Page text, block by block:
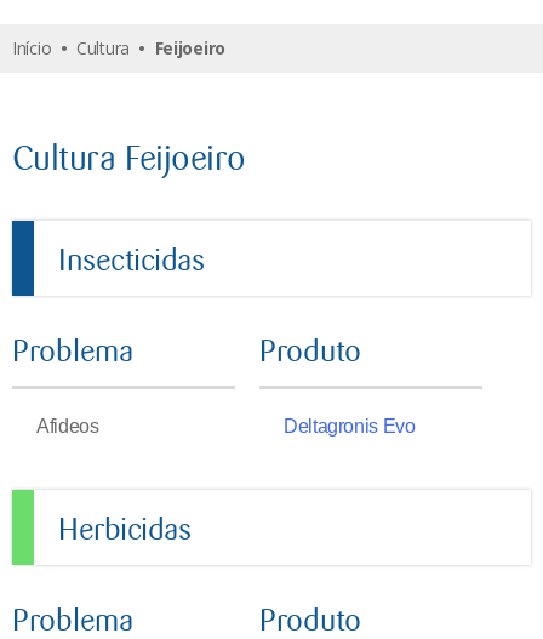
Início • Cultura • Feijoeiro
Cultura Feijoeiro
Insecticidas
Problema Produto
Afideos Deltagronis Evo
Herbicidas
Problema Produto